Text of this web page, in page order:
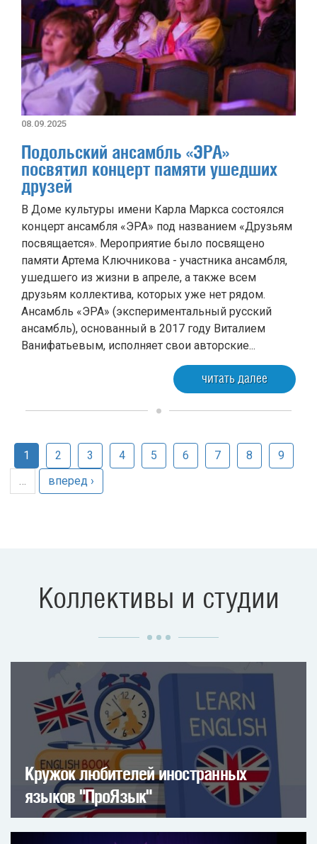
08.09.2025
Подольский ансамбль «ЭРА»
посвятил концерт памяти ушедших
друзей
В Доме культуры имени Карла Маркса состоялся
концерт ансамбля «ЭРА» под названием «Друзьям
посвящается». Мероприятие было посвящено
памяти Артема Ключникова - участника ансамбля,
ушедшего из жизни в апреле, а также всем
друзьям коллектива, которых уже нет рядом.
Ансамбль «ЭРА» (экспериментальный русский
ансамбль), основанный в 2017 году Виталием
Ванифатьевым, исполняет свои авторские...
читать далее
1 2 3 4 5 6 7 8
9
…
вперед ›
Коллективы и студии
Кружок любителей иностранных
языков "ПроЯзык"